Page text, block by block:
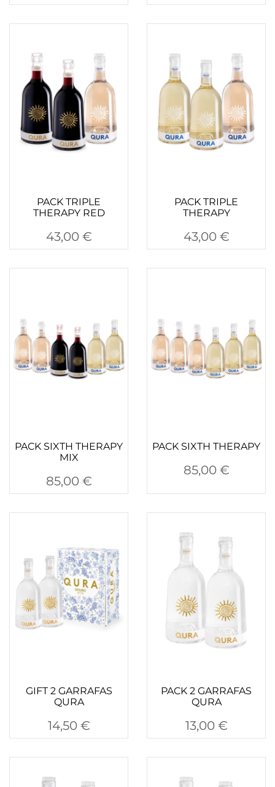
PACK TRIPLE
THERAPY RED
43,00 €
PACK TRIPLE
THERAPY
43,00 €
PACK SIXTH THERAPY
MIX
85,00 €
PACK SIXTH THERAPY
85,00 €
GIFT 2 GARRAFAS
QURA
14,50 €
PACK 2 GARRAFAS
QURA
13,00 €